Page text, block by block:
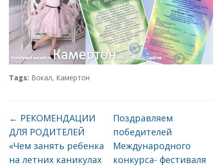
Tags: Вокал, Камертон
← РЕКОМЕНДАЦИИ
ДЛЯ РОДИТЕЛЕЙ
«Чем занять ребенка
на летних каникулах
Поздравляем
победителей
Международного
конкурса- фестиваля